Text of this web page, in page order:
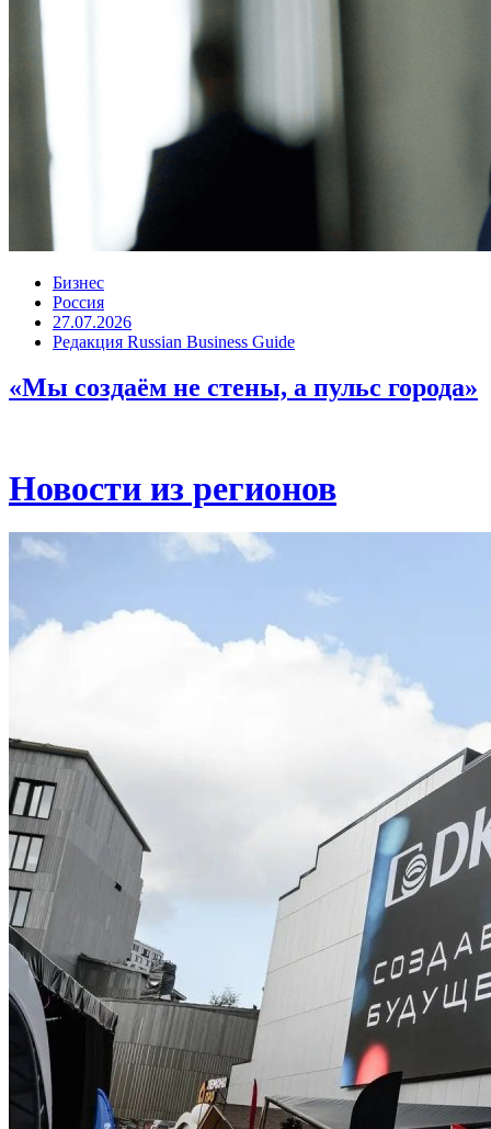
Бизнес
Россия
27.07.2026
Редакция Russian Business Guide
«Мы создаём не стены, а пульс города»
Новости из регионов